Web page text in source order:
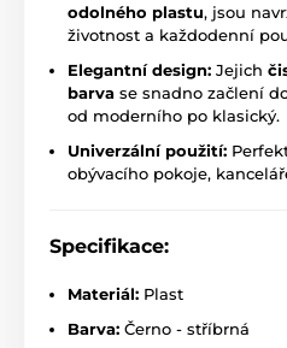
odolného plastu, jsou
životnost a každodenní
Elegantní design: Jejich
barva se snadno začlení
od moderního po klasický.
Univerzální použití:
obývacího pokoje,
Specifikace:
Materiál: Plast
Barva: Černo - stříbrná